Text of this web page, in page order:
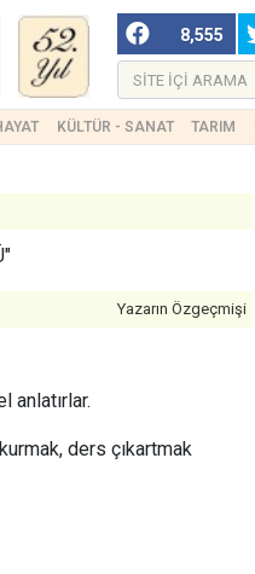
8,555
KÜLTÜR - SANAT TARIM
Yazarın Özgeçmişi
anlatırlar.
ders çıkartmak